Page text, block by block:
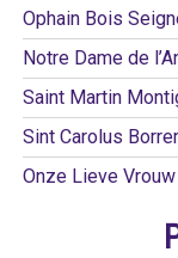
Ophain Bois
Notre Dame de
Saint Martin
Sint Carolus
Onze Lieve